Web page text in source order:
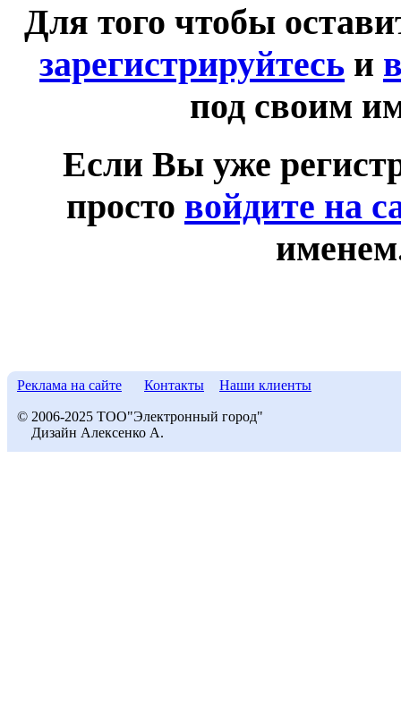
Для того чтобы
зарегистрируйтесь и
под своим
Если Вы уже
просто войдите на
Реклама на сайте Контакты Наши клиенты
© 2006-2025 ТОО"Электронный город"
Дизайн Алексенко А.